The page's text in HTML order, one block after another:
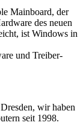
Mainboard, der
des neuen
ist Windows in
und Treiber-
wir haben
seit 1998.